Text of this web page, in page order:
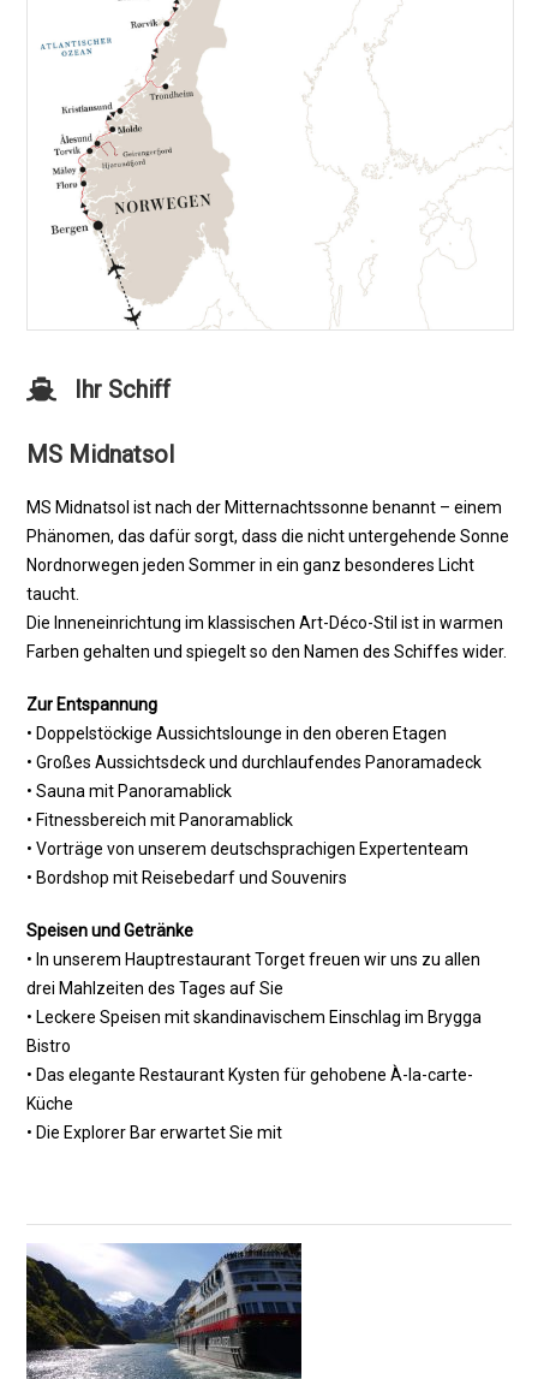
Ihr Schiff
MS Midnatsol
MS Midnatsol ist nach der Mitternachtssonne benannt – einem
Phänomen, das dafür sorgt, dass die nicht untergehende Sonne
Nordnorwegen jeden Sommer in ein ganz besonderes Licht
taucht.
Die Inneneinrichtung im klassischen Art-Déco-Stil ist in warmen
Farben gehalten und spiegelt so den Namen des Schiffes wider.
Zur Entspannung
• Doppelstöckige Aussichtslounge in den oberen Etagen
• Großes Aussichtsdeck und durchlaufendes Panoramadeck
• Sauna mit Panoramablick
• Fitnessbereich mit Panoramablick
• Vorträge von unserem deutschsprachigen Expertenteam
• Bordshop mit Reisebedarf und Souvenirs
Speisen und Getränke
• In unserem Hauptrestaurant Torget freuen wir uns zu allen
drei Mahlzeiten des Tages auf Sie
• Leckere Speisen mit skandinavischem Einschlag im Brygga
Bistro
• Das elegante Restaurant Kysten für gehobene À-la-carte-
Küche
• Die Explorer Bar erwartet Sie mit